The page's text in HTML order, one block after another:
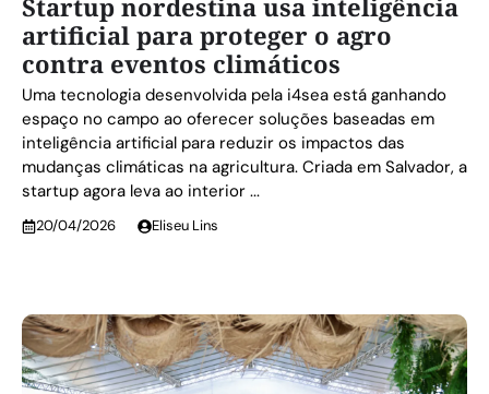
Startup nordestina usa inteligência
artificial para proteger o agro
contra eventos climáticos
Uma tecnologia desenvolvida pela i4sea está ganhando
espaço no campo ao oferecer soluções baseadas em
inteligência artificial para reduzir os impactos das
mudanças climáticas na agricultura. Criada em Salvador, a
startup agora leva ao interior ...
20/04/2026 Eliseu Lins